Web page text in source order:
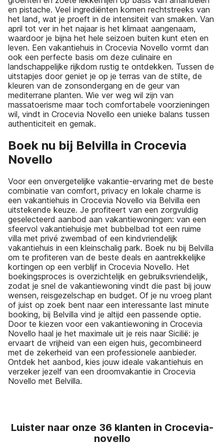
en pistache. Veel ingrediënten komen rechtstreeks van
het land, wat je proeft in de intensiteit van smaken. Van
april tot ver in het najaar is het klimaat aangenaam,
waardoor je bijna het hele seizoen buiten kunt eten en
leven. Een vakantiehuis in Crocevia Novello vormt dan
ook een perfecte basis om deze culinaire en
landschappelijke rijkdom rustig te ontdekken. Tussen de
uitstapjes door geniet je op je terras van de stilte, de
kleuren van de zonsondergang en de geur van
mediterrane planten. Wie ver weg wil zijn van
massatoerisme maar toch comfortabele voorzieningen
wil, vindt in Crocevia Novello een unieke balans tussen
authenticiteit en gemak.
Boek nu bij Belvilla in Crocevia
Novello
Voor een onvergetelijke vakantie-ervaring met de beste
combinatie van comfort, privacy en lokale charme is
een vakantiehuis in Crocevia Novello via Belvilla een
uitstekende keuze. Je profiteert van een zorgvuldig
geselecteerd aanbod aan vakantiewoningen: van een
sfeervol vakantiehuisje met bubbelbad tot een ruime
villa met privé zwembad of een kindvriendelijk
vakantiehuis in een kleinschalig park. Boek nu bij Belvilla
om te profiteren van de beste deals en aantrekkelijke
kortingen op een verblijf in Crocevia Novello. Het
boekingsproces is overzichtelijk en gebruiksvriendelijk,
zodat je snel de vakantiewoning vindt die past bij jouw
wensen, reisgezelschap en budget. Of je nu vroeg plant
of juist op zoek bent naar een interessante last minute
booking, bij Belvilla vind je altijd een passende optie.
Door te kiezen voor een vakantiewoning in Crocevia
Novello haal je het maximale uit je reis naar Sicilië: je
ervaart de vrijheid van een eigen huis, gecombineerd
met de zekerheid van een professionele aanbieder.
Ontdek het aanbod, kies jouw ideale vakantiehuis en
verzeker jezelf van een droomvakantie in Crocevia
Novello met Belvilla.
Luister naar onze 36 klanten in Crocevia-
novello